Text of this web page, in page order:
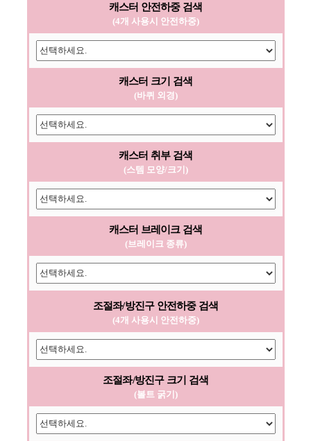
캐스터 안전하중 검색
(4개 사용시 안전하중)
캐스터 크기 검색
(바퀴 외경)
캐스터 취부 검색
(스템 모양/크기)
캐스터 브레이크 검색
(브레이크 종류)
조절좌/방진구 안전하중 검색
(4개 사용시 안전하중)
조절좌/방진구 크기 검색
(볼트 굵기)